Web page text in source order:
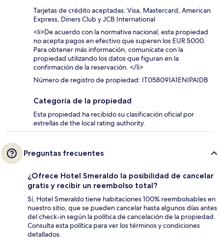
Tarjetas de crédito aceptadas: Visa, Mastercard, American
Express, Diners Club y JCB International
<li>De acuerdo con la normativa nacional, esta propiedad
no acepta pagos en efectivo que superen los EUR 5000.
Para obtener más información, comunícate con la
propiedad utilizando los datos que figuran en la
confirmación de la reservación. </li>
Número de registro de propiedad: IT058091A1ENIPAIDB
Categoría de la propiedad
Esta propiedad ha recibido su clasificación oficial por
estrellas de the local rating authority.
Preguntas frecuentes
¿Ofrece Hotel Smeraldo la posibilidad de cancelar
gratis y recibir un reembolso total?
Sí, Hotel Smeraldo tiene habitaciones 100% reembolsables en
nuestro sitio, que se pueden cancelar hasta algunos días antes
del check-in según la política de cancelación de la propiedad.
Consulta esta política para ver los términos y condiciones
detallados.